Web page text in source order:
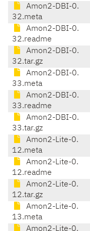
Amon2-DBI-0.
32.meta
Amon2-DBI-0.
32.readme
Amon2-DBI-0.
32.tar.gz
Amon2-DBI-0.
33.meta
Amon2-DBI-0.
33.readme
Amon2-DBI-0.
33.tar.gz
Amon2-Lite-0.
12.meta
Amon2-Lite-0.
12.readme
Amon2-Lite-0.
12.tar.gz
Amon2-Lite-0.
13.meta
Amon2-Lite-0.